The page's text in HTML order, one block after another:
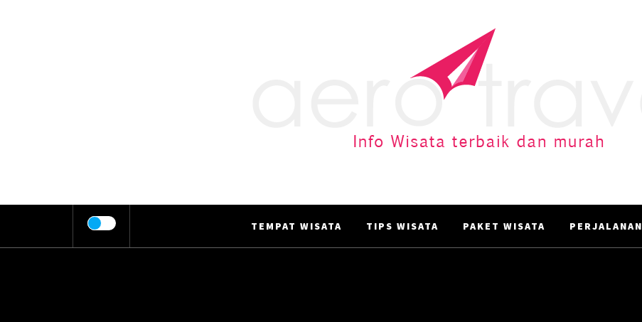
AERO TRAVEL
TEMPAT WISATA‎ TIPS WISATA PAKET WISATA PERJALANAN